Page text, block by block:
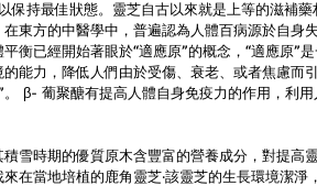
保持最佳狀態。靈芝自古以來就是上等的滋補
東方的中醫學中，普遍認為人體百病源於自身
衡已經開始著眼於“適應原”的概念，“適應原”
能力，降低人們由於受傷、衰老、或者焦慮而引
。 β- 葡聚醣有提高人體自身免疫力的作用，利
雪時期的優質原木含豐富的營養成分，對提高
在當地培植的鹿角靈芝‧該靈芝的生長環境潔淨